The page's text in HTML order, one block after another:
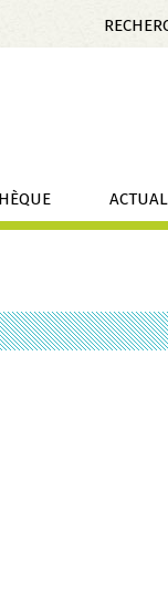
Mots-